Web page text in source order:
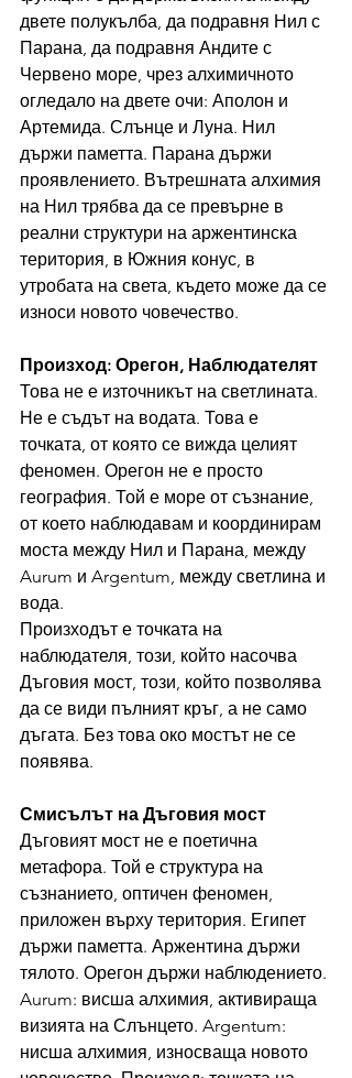
двете полукълба, да подравня Нил с
Парана, да подравня Андите с
Червено море, чрез алхимичното
огледало на двете очи: Аполон и
Артемида. Слънце и Луна. Нил
държи паметта. Парана държи
проявлението. Вътрешната алхимия
на Нил трябва да се превърне в
реални структури на аржентинска
територия, в Южния конус, в
утробата на света, където може да се
износи новото човечество.
Произход: Орегон, Наблюдателят
Това не е източникът на светлината.
Не е съдът на водата. Това е
точката, от която се вижда целият
феномен. Орегон не е просто
география. Той е море от съзнание,
от което наблюдавам и координирам
моста между Нил и Парана, между
Aurum и Argentum, между светлина и
вода.
Произходът е точката на
наблюдателя, този, който насочва
Дъговия мост, този, който позволява
да се види пълният кръг, а не само
дъгата. Без това око мостът не се
появява.
Смисълът на Дъговия мост
Дъговият мост не е поетична
метафора. Той е структура на
съзнанието, оптичен феномен,
приложен върху територия. Египет
държи паметта. Аржентина държи
тялото. Орегон държи наблюдението.
Aurum: висша алхимия, активираща
визията на Слънцето. Argentum:
нисша алхимия, износваща новото